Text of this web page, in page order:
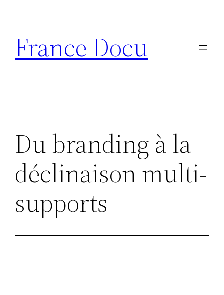
contenu
France Docu
Du branding à la
déclinaison multi-
supports